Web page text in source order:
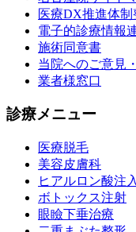
医療DX推進体
電子的診療情報
施術同意書
当院へのご意見
業者様窓口
診療メニュー
医療脱毛
美容皮膚科
ヒアルロン酸注入
ボトックス注射
眼瞼下垂治療